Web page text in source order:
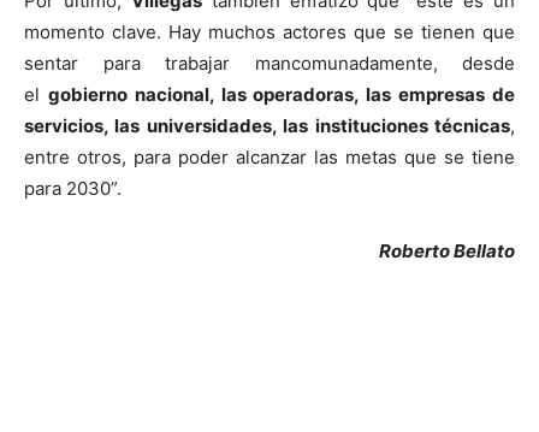
momento clave. Hay muchos actores que se tienen que
sentar para trabajar mancomunadamente, desde
el gobierno nacional, las operadoras, las empresas de
servicios, las universidades, las instituciones técnicas,
entre otros, para poder alcanzar las metas que se tiene
para 2030”.
Roberto Bellato